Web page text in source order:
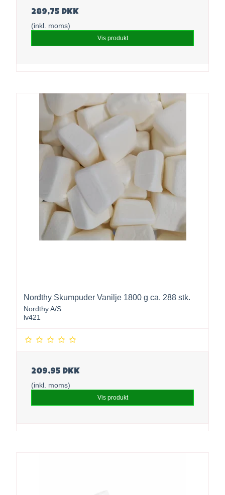
289,75 DKK
(inkl. moms)
Vis produkt
Nordthy Skumpuder Vanilje 1800 g ca. 288 stk.
Nordthy A/S
lv421
209,95 DKK
(inkl. moms)
Vis produkt